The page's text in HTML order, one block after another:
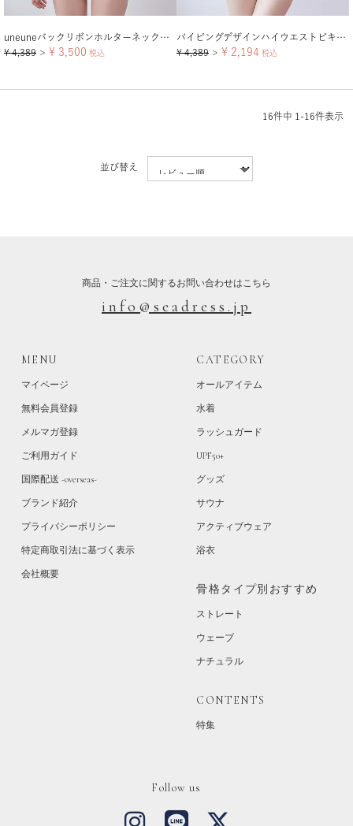
uneuneバックリボンホルターネックビキニ/水着
¥ 4,389 ＞ ¥ 3,500 税込
パイピングデザインハイウエストビキニ/水着
¥ 4,389 ＞ ¥ 2,194 税込
16件中 1 -16件表示
並び替え
商品・ご注文に関するお問い合わせはこちら
info@seadress.jp
MENU
マイページ
無料会員登録
メルマガ登録
ご利用ガイド
国際配送 -overseas-
ブランド紹介
プライバシーポリシー
特定商取引法に基づく表示
会社概要
CATEGORY
オールアイテム
水着
ラッシュガード
UPF50+
グッズ
サウナ
アクティブウェア
浴衣
骨格タイプ別おすすめ
ストレート
ウェーブ
ナチュラル
CONTENTS
特集
Follow us